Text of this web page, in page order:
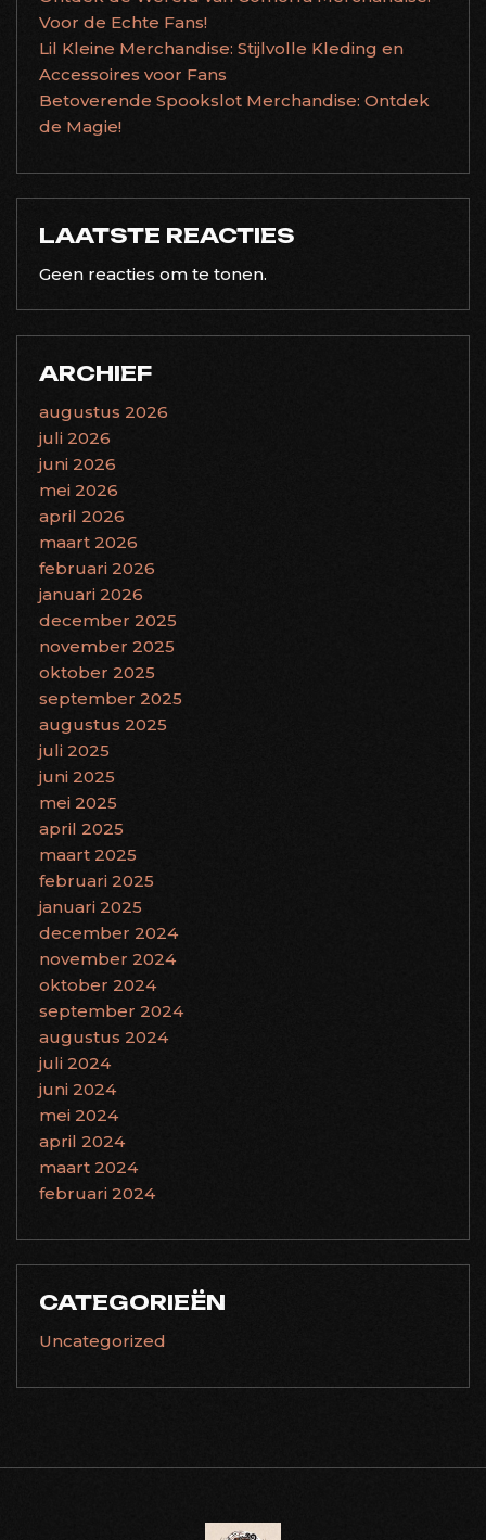
Voor de Echte Fans!
Lil Kleine Merchandise: Stijlvolle Kleding en
Accessoires voor Fans
Betoverende Spookslot Merchandise: Ontdek
de Magie!
LAATSTE REACTIES
Geen reacties om te tonen.
ARCHIEF
augustus 2026
juli 2026
juni 2026
mei 2026
april 2026
maart 2026
februari 2026
januari 2026
december 2025
november 2025
oktober 2025
september 2025
augustus 2025
juli 2025
juni 2025
mei 2025
april 2025
maart 2025
februari 2025
januari 2025
december 2024
november 2024
oktober 2024
september 2024
augustus 2024
juli 2024
juni 2024
mei 2024
april 2024
maart 2024
februari 2024
CATEGORIEËN
Uncategorized